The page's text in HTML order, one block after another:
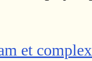
et